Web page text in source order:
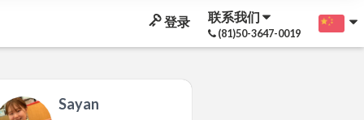
登录 联系我们
(81)50-3647-0019
Sayan